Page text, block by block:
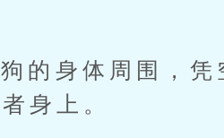
身体周围，凭
身上。